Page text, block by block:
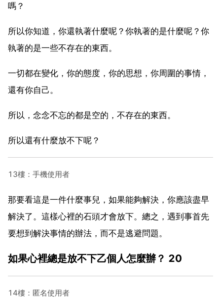
嗎？
所以你知道，你還執著什麼呢？你執著的是什麼呢？你
執著的是一些不存在的東西。
一切都在變化，你的態度，你的思想，你周圍的事情，
還有你自己。
所以，念念不忘的都是空的，不存在的東西。
所以還有什麼放不下呢？
13樓：手機使用者
那要看這是一件什麼事兒，如果能夠解決，你應該盡早
解決了。這樣心裡的石頭才會放下。總之，遇到事首先
要想到解決事情的辦法，而不是逃避問題。
如果心裡總是放不下乙個人怎麼辦？ 20
14樓：匿名使用者